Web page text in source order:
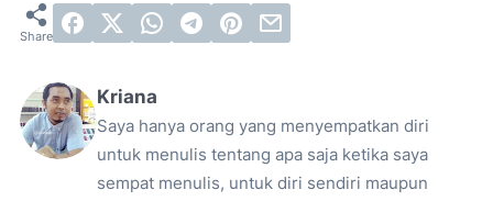
Kriana
Saya hanya orang yang menyempatkan diri
untuk menulis tentang apa saja ketika saya
sempat menulis, untuk diri sendiri maupun